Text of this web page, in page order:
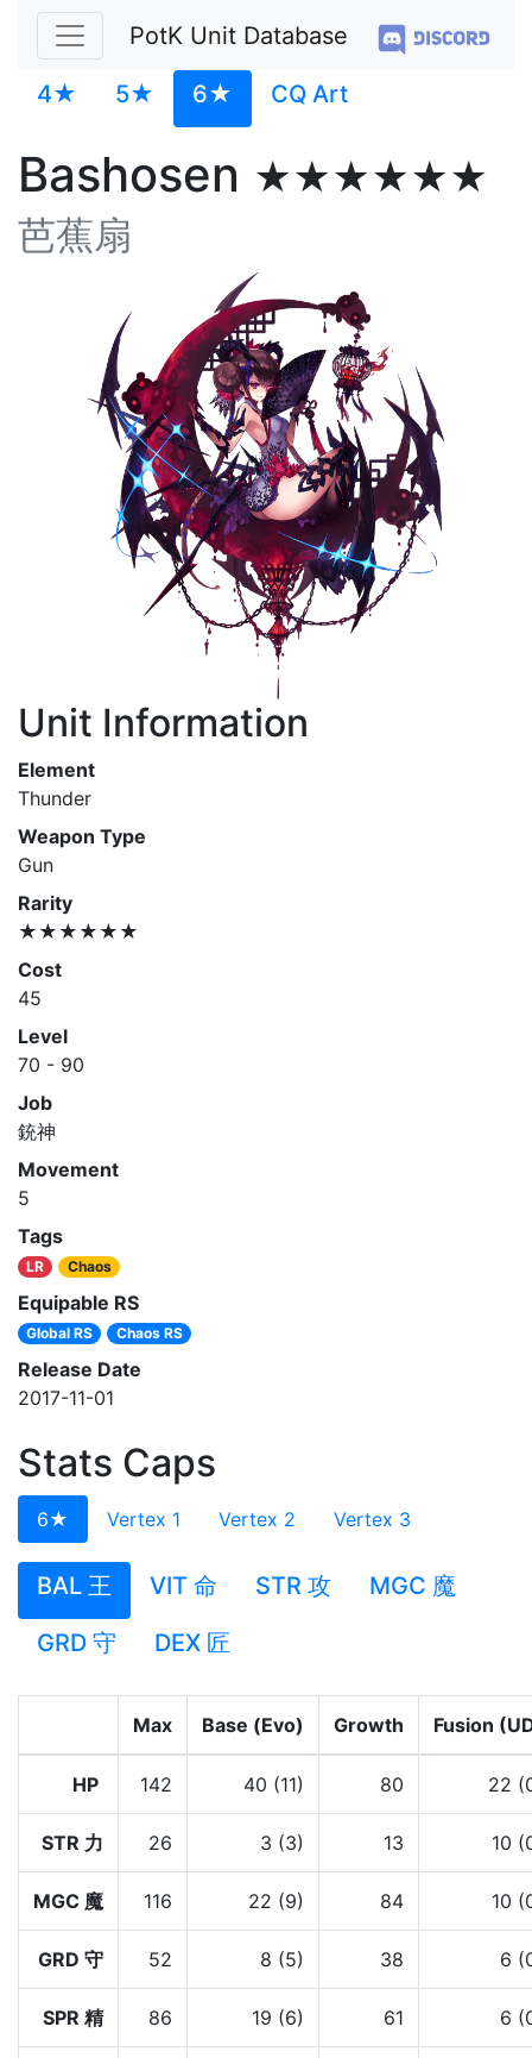
PotK Unit Database
4★ 5★ 6★ CQ Art
Bashosen ★★★★★★
芭蕉扇
Unit Information
Element
Thunder
Weapon Type
Gun
Rarity
★★★★★★
Cost
45
Level
70 - 90
Job
銃神
Movement
5
Tags
LR Chaos
Equipable RS
Global RS Chaos RS
Release Date
2017-11-01
Stats Caps
6★ Vertex 1 Vertex 2 Vertex 3
BAL 王 VIT 命 STR 攻
MGC 魔
GRD 守
DEX 匠
Max Base (Evo) Growth Fusion
HP 142 40 (11) 80 22
STR 力 26 3 (3) 13 10
MGC 魔 116 22 (9) 84 10
GRD 守 52 8 (5) 38 6
SPR 精 86 19 (6) 61 6